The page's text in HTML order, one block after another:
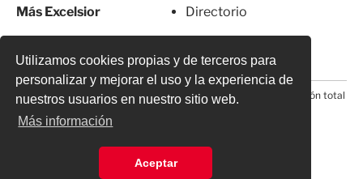
Utilizamos cookies propias y de terceros para
personalizar y mejorar el uso y la experiencia de
nuestros usuarios en nuestro sitio web.
Más información
Aceptar
Más Excelsior
Directorio
© 2026 Todos los derechos reservados. Prohibida la reproducción total
o parcial, incluyendo cualquier medio electrónico*